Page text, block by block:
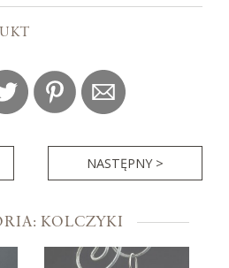
NASTĘPNY >
KOLCZYKI